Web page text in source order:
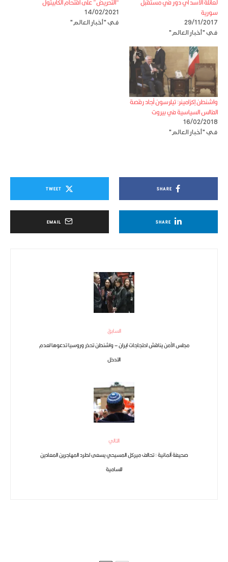
سورية
29/11/2017
في "أخبار العالم"
14/02/2021
في "أخبار العالم"
واشنطن إكزامينر: تيلرسون أجاد رقصة
الفالس السياسية في بيروت
16/02/2018
في "أخبار العالم"
SHARE
TWEET
SHARE
EMAIL
السابق
مجلس الأمن يناقش احتجاجات ايران – واشنطن تحذر وروسيا تدعوها لعدم
التدخل
التالي
صحيفة ألمانية : تحالف ميركل المسيحي يسعى لطرد المهاجرين المعادين
للسامية